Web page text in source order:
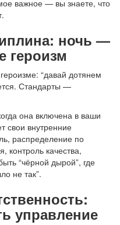
важное — вы знаете, что
ночь —
героизм
“давай дотянем
Стандарты —
она включена в ваши
свои внутренние
распределение по
контроль качества,
“чёрной дырой”, где
не так”.
управление